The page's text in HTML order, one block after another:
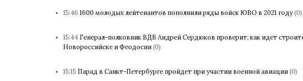
15:46 1600 молодых лейтенантов пополнили ряды войск ЮВО в 2021 году(0)
15:44 Генерал-полковник ВДВ Андрей Сердюков проверит, как идет
Новороссийске и Феодосии(0)
15:15 Парад в Санкт-Петербурге пройдет при участии военной авиации(0)